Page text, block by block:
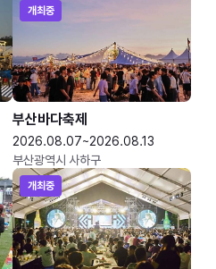
개최중
부산바다축제
2026.08.07~2026.08.13
부산광역시 사하구
개최중